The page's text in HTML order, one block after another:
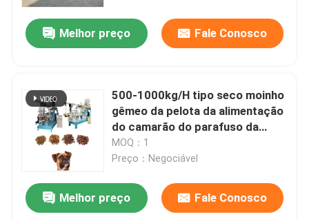
Melhor preço Fale Conosco
500-1000kg/H tipo seco moinho
gêmeo da pelota da alimentação
do camarão do parafuso da
extrusora da alimentação dos
peixes
MOQ：1
Preço：Negociável
Melhor preço Fale Conosco